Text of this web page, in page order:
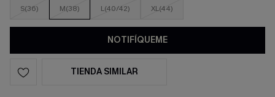
S(36) M(38) L(40/42) XL(44)
NOTIFÍQUEME
TIENDA SIMILAR